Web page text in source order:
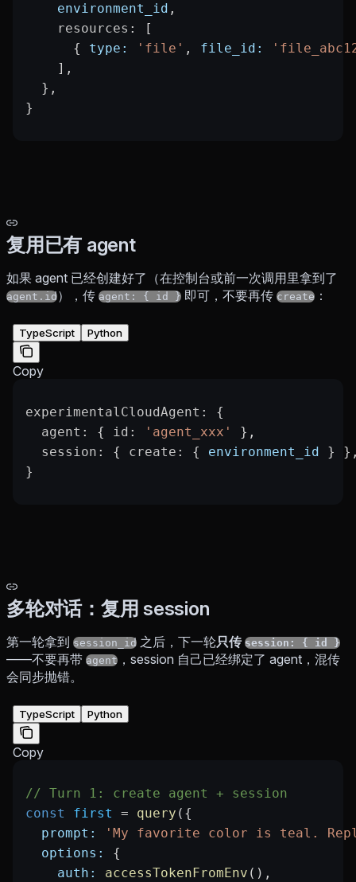
    environment_id
,
    resources
: [
      {
type: 'file' , file_id:
    ],
  },
}
复用已有 agent
如果 agent 已经创建好了（在控制台或前一次调用里拿到了
agent.id），传 agent: { id } 即可，不要再传 create ：
TypeScript Python
Copy
experimentalCloudAgent : {
  agent
: { id : 'agent_xxx'
},
  session
: { create : { environment_id
}
}
多轮对话：复用 session
第一轮拿到 session_id 之后，下一轮只传 session: { id }
——不要再带 agent ，session 自己已经绑定了 agent，混传
会同步抛错。
TypeScript Python
Copy
// Turn 1: create agent + session
const
first = query ({
  prompt:
'My favorite color is teal.
  options:
{
    auth:
accessTokenFromEnv (),